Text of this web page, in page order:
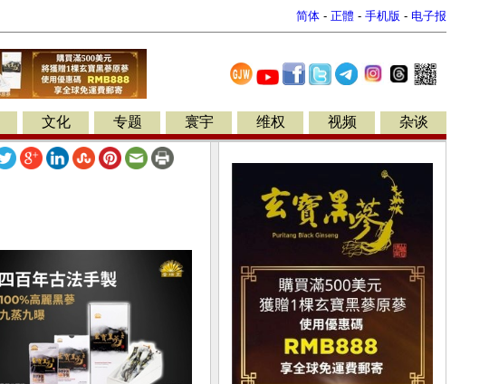
简体 - 正體 - 手机版 - 电子报
文化 专题 寰宇 维权 视频 杂谈